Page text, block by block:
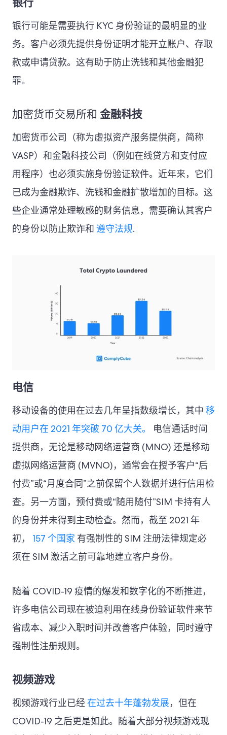
银行可能是需要执行 KYC 身份验证的最明显的业
务。客户必须先提供身份证明才能开立账户、存取
款或申请贷款。这有助于防止洗钱和其他金融犯
罪。
加密货币交易所和 金融科技
加密货币公司（称为虚拟资产服务提供商，简称
VASP）和金融科技公司（例如在线贷方和支付应
用程序）也必须实施身份验证软件。近年来，它们
已成为金融欺诈、洗钱和金融扩散增加的目标。这
些企业通常处理敏感的财务信息，需要确认其客户
的身份以防止欺诈和 遵守法规.
电信
移动设备的使用在过去几年呈指数级增长，其中 移
动用户在 2021 年突破 70 亿大关。
电信通话时间
提供商，无论是移动网络运营商 (MNO) 还是移动
虚拟网络运营商 (MVNO)，通常会在授予客户“后
付费”或“月度合同”之前保留个人数据并进行信用检
查。另一方面，预付费或“随用随付”SIM 卡持有人
的身份并未得到主动检查。然而，截至 2021 年
初，
157 个国家 有强制性的 SIM 注册法律规定必
须在 SIM 激活之前可靠地建立客户身份。
随着 COVID-19 疫情的爆发和数字化的不断推进，
许多电信公司现在被迫利用在线身份验证软件来节
省成本、减少入职时间并改善客户体验，同时遵守
强制性注册规则。
视频游戏
视频游戏行业已经 在过去十年蓬勃发展 ，但在
COVID-19 之后更是如此。随着大部分视频游戏现